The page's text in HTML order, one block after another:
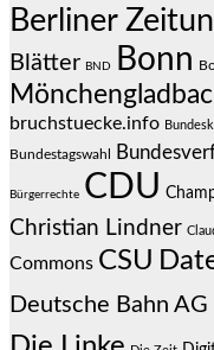
Berliner
Blätter BND Bonn
bruchstuecke.info
Bundestagswahl
Bürgerrechte CDU
Christian Lindner
Commons CSU
Deutsche Bahn AG